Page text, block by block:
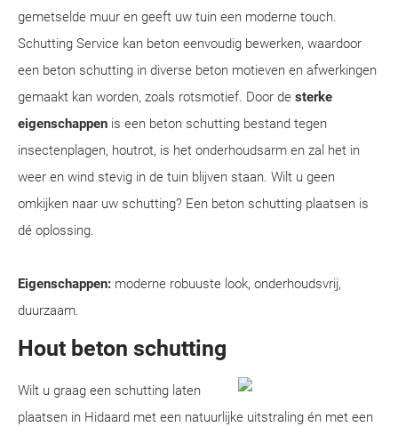
gemetselde muur en geeft uw tuin een moderne touch.
Schutting Service kan beton eenvoudig bewerken, waardoor
een beton schutting in diverse beton motieven en afwerkingen
gemaakt kan worden, zoals rotsmotief. Door de sterke
eigenschappen is een beton schutting bestand tegen
insectenplagen, houtrot, is het onderhoudsarm en zal het in
weer en wind stevig in de tuin blijven staan. Wilt u geen
omkijken naar uw schutting? Een beton schutting plaatsen is
dé oplossing.
Eigenschappen: moderne robuuste look, onderhoudsvrij,
duurzaam.
Hout beton schutting
Wilt u graag een schutting laten
plaatsen in Hidaard met een natuurlijke uitstraling én met een